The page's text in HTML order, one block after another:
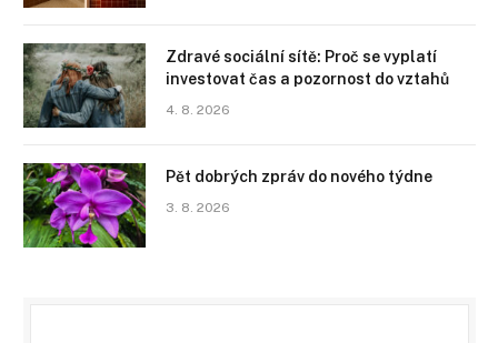
Zdravé sociální sítě: Proč se vyplatí
investovat čas a pozornost do vztahů
4. 8. 2026
Pět dobrých zpráv do nového týdne
3. 8. 2026